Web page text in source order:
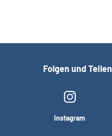
Folgen und Teilen
Instagram